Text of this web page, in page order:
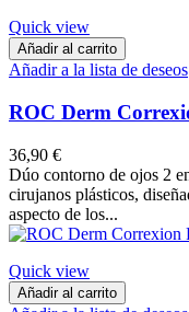
Quick view
Añadir al carrito
Añadir a la lista de deseos
ROC Derm
36,90 €
Dúo contorno de ojos 2
cirujanos plásticos,
aspecto de los...
Quick view
Añadir al carrito